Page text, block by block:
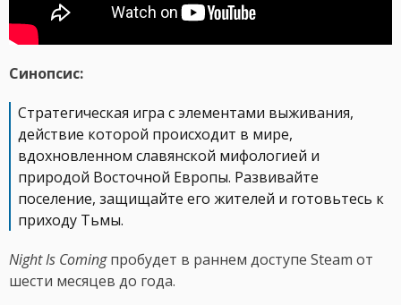
Синопсис:
Стратегическая игра с элементами выживания,
действие которой происходит в мире,
вдохновленном славянской мифологией и
природой Восточной Европы. Развивайте
поселение, защищайте его жителей и готовьтесь к
приходу Тьмы.
Night Is Comingпробудет в раннем доступе Steam от
шести месяцев до года.